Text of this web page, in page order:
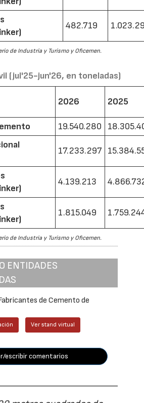
482.719
de Industria y Turismo y Oficemen.
(jul'25-jun'26, en toneladas)
2026 2025
19.540.280
17.233.297
4.139.213
1.815.049
de Industria y Turismo y Oficemen.
ENTIDADES
de Cemento de
Ver stand virtual
escribir comentarios